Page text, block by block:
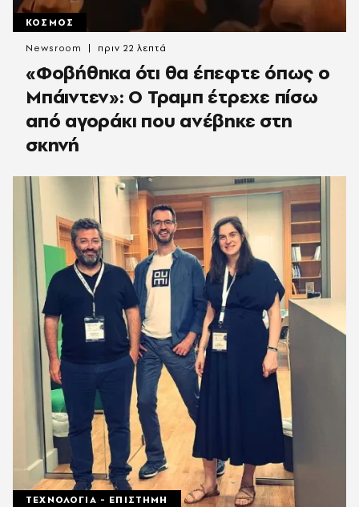
ΚΟΣΜΟΣ
«Φοβήθηκα ότι θα έπεφτε όπως ο
Μπάιντεν»: Ο Τραμπ έτρεχε πίσω
από αγοράκι που ανέβηκε στη
σκηνή
Newsroom πριν 22 λεπτά
ΤΕΧΝΟΛΟΓΙΑ - ΕΠΙΣΤΗΜΗ